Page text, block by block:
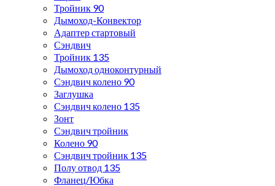
Тройник 90
Дымоход-Конвектор
Адаптер стартовый
Сэндвич
Тройник 135
Дымоход одноконтурный
Сэндвич колено 90
Заглушка
Сэндвич колено 135
Зонт
Сэндвич тройник
Колено 90
Сэндвич тройник 135
Полу отвод 135
Фланец/Юбка